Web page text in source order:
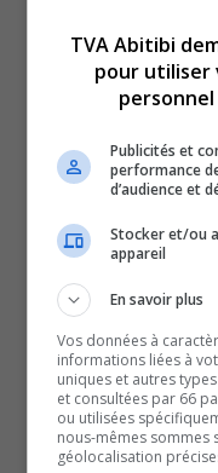
Olympique de
matchs à domicile,
Avec deux points
des Olympiques, ont
C’est peut-être
s’était frottée aux
équipe du circuit.
Dans un match
minute, les Huskies
à 5.
C’est le Suisse Lars
en inscrivant le but
TVA Abitibi
pour utiliser
personnel
Publicités et
performance
d’audience et
Stocker et/ou
appareil
En savoir plus
Vos données à
informations liées à
uniques et autres
et consultées par 66
ou utilisées
nous-mêmes sommes
géolocalisation